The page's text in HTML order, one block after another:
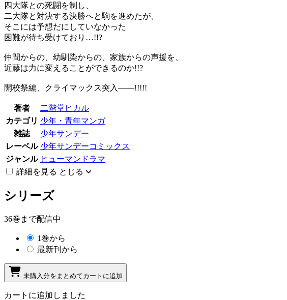
四大隊との死闘を制し、
二大隊と対決する決勝へと駒を進めたが、
そこには予想だにしていなかった
困難が待ち受けており…!!?
仲間からの、幼馴染からの、家族からの声援を、
近藤は力に変えることができるのか!!?
開校祭編、クライマックス突入――!!!!!
著者
二階堂ヒカル
カテゴリ 少年・青年マンガ
雑誌
少年サンデー
レーベル 少年サンデーコミックス
ジャンル ヒューマンドラマ
詳細を見る とじる
シリーズ
36巻まで配信中
1巻から
最新刊から
未購入分をまとめてカートに追加
カートに追加しました